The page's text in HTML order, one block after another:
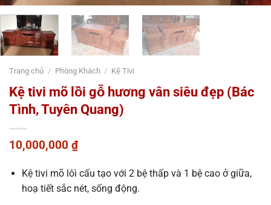
Trang chủ / Phòng Khách / Kệ Tivi
Kệ tivi mõ lồi gỗ hương vân siêu đẹp (Bác
Tình, Tuyên Quang)
10,000,000 ₫
Kệ tivi mõ lôì cấu tạo với 2 bệ thấp và 1 bệ cao ở giữa,
hoạ tiết sắc nét, sống động.